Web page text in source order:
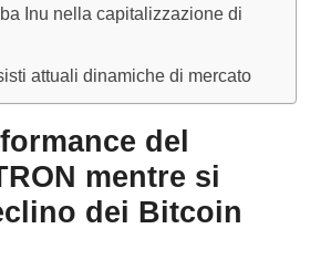
Inu nella capitalizzazione di
attuali dinamiche di mercato
del
mentre si
dei Bitcoin